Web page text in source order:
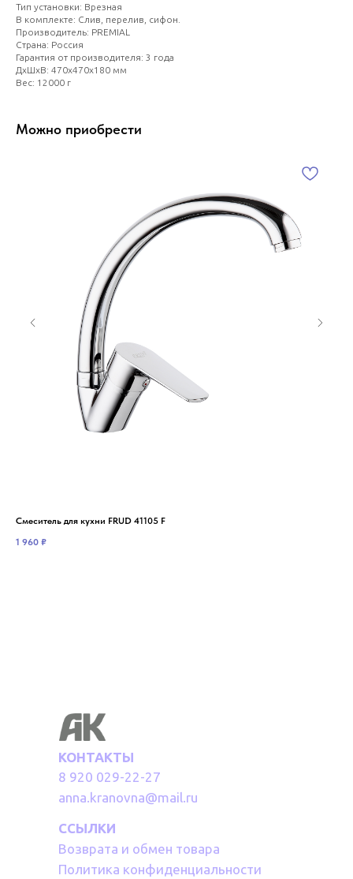
Тип установки: Врезная
В комплекте: Слив, перелив, сифон.
Производитель: PREMIAL
Страна: Россия
Гарантия от производителя: 3 года
ДxШxВ: 470x470x180 мм
Вес: 12000 г
Можно приобрести
Смеситель для кухни FRUD 41105 F
1 960 ₽
КОНТАКТЫ
8 920 029-22-27
anna.kranovna@mail.ru
ССЫЛКИ
Возврата и обмен товара
Политика конфиденциальности